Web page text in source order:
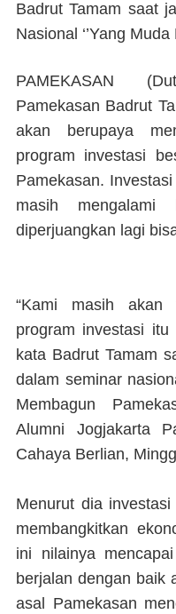
Badrut Tamam saat
Nasional ‘’Yang
PAMEKASAN
Pamekasan Badrut
akan berupaya
program investasi
Pamekasan.
masih
diperjuangkan lagi
“Kami masih akan
program investasi
kata Badrut Tamam
dalam seminar
Membagun
Alumni Jogjakarta
Cahaya Berlian,
Menurut dia
membangkitkan
ini nilainya
berjalan dengan baik
asal Pamekasan